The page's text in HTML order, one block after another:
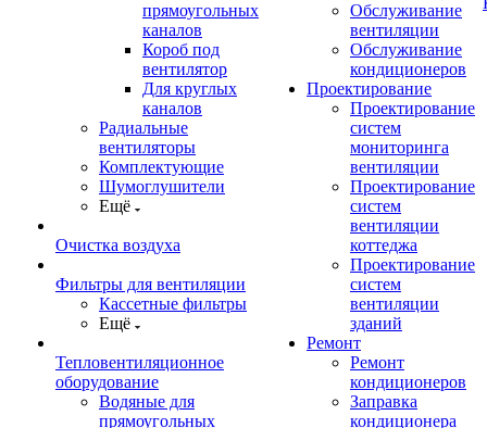
прямоугольных
каналов
Короб под
вентилятор
Для круглых
каналов
Радиальные
вентиляторы
Комплектующие
Шумоглушители
Ещё
Очистка воздуха
Фильтры для вентиляции
Кассетные фильтры
Ещё
Тепловентиляционное
оборудование
Водяные для
прямоугольных
Обслуживание
вентиляции
Обслуживание
кондиционеров
Проектирование
Проектирование
систем
мониторинга
вентиляции
Проектирование
систем
вентиляции
коттеджа
Проектирование
систем
вентиляции
зданий
Ремонт
Ремонт
кондиционеров
Заправка
кондиционера